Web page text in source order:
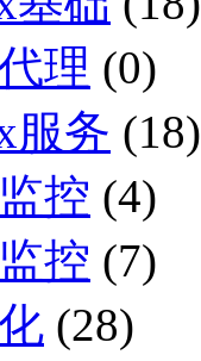
理 (0)
服务 (18)
控 (4)
控 (7)
(28)